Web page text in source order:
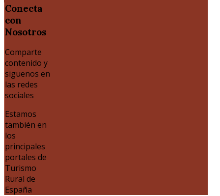
Conecta
con
Nosotros
Comparte
contenido y
siguenos en
las redes
sociales
Estamos
también en
los
principales
portales de
Turismo
Rural de
España